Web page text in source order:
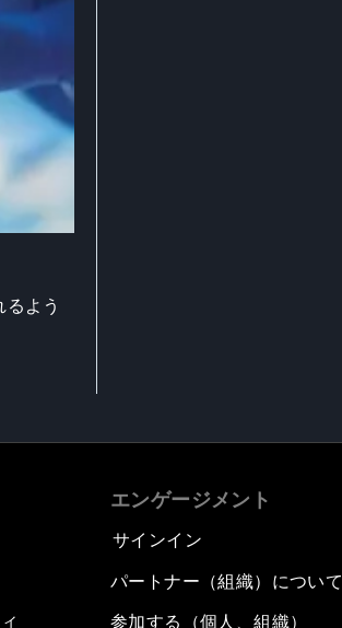
よう
エンゲージメント
サインイン
パートナー（組織）について
参加する（個人、組織）